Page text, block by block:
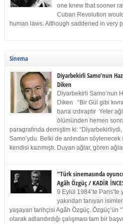
one knew that sooner
Cuban Revolution
human laws. Although saddened in very
Sinema
Diyarbekirli Samo’nun
Diken
Diyarbekirli Samo’nun
Diken “Bir Gül gibi
bana ızdıraptır Yeter
ölümünden hemen
paragrafında demiştim ki:
Samo’ydu. Belki de ardından söylenecek
kendisi kazımıştı. Duyan ağlar, gören
“Türk sinemasında
Agâh Özgüç / KADİR
9 Eylül 1984’te Paris’te
yakından tanıyan
yaşayan tarihçisi Agâh Özgüç. Özgüç’ün
olarak adlandırdığı çalışması tam bir